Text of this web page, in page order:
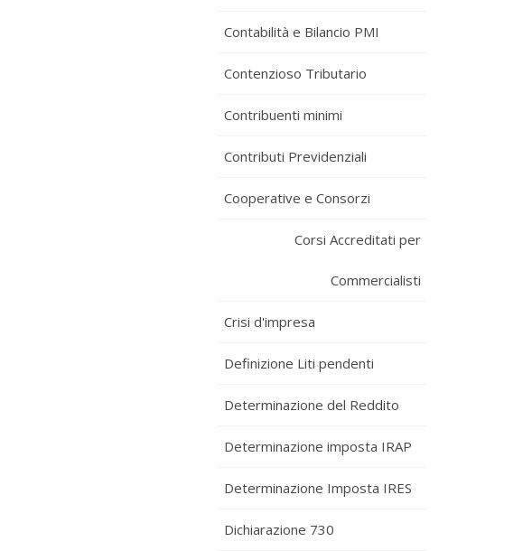
Contabilità e Bilancio PMI
Contenzioso Tributario
Contribuenti minimi
Contributi Previdenziali
Cooperative e Consorzi
Corsi Accreditati per
Commercialisti
Crisi d'impresa
Definizione Liti pendenti
Determinazione del Reddito
Determinazione imposta IRAP
Determinazione Imposta IRES
Dichiarazione 730